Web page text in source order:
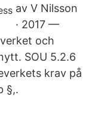
av V Nilsson
· 2017 —
och
SOU 5.2.6
krav på
§,.